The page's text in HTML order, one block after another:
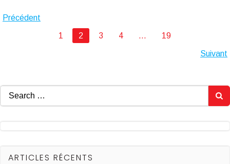
Posts
navigation
Précédent
Page
1 Page
2 Page
3 Page
4 … Page
19
navigation
Suivant
Search
for:
ARTICLES RÉCENTS